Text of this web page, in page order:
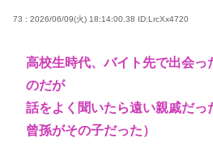
73 : 2026/06/09(火) 18:14:00.38 ID:LrcXx4720
高校生時代、バイト先で出会っ
のだが
話をよく聞いたら遠い親戚だっ
曾孫がその子だった）